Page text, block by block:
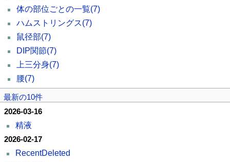
体の部位ごとの一覧(7)
ハムストリングス(7)
鼠径部(7)
DIP関節(7)
上三分身(7)
腰(7)
最新の10件
2026-03-16
精液
2026-02-17
RecentDeleted